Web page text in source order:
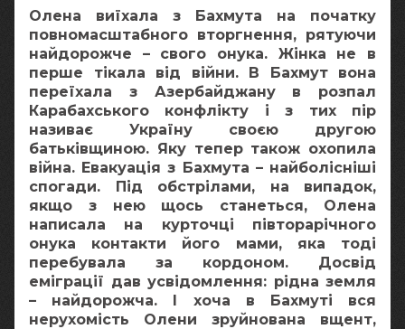
Олена виїхала з Бахмута на початку
повномасштабного вторгнення, рятуючи
найдорожче – свого онука. Жінка не в
перше тікала від війни. В Бахмут вона
переїхала з Азербайджану в розпал
Карабахського конфлікту і з тих пір
називає Україну своєю другою
батьківщиною. Яку тепер також охопила
війна. Евакуація з Бахмута – найболісніші
спогади. Під обстрілами, на випадок,
якщо з нею щось станеться, Олена
написала на курточці півторарічного
онука контакти його мами, яка тоді
перебувала за кордоном. Досвід
еміграції дав усвідомлення: рідна земля
– найдорожча. І хоча в Бахмуті вся
нерухомість Олени зруйнована вщент,